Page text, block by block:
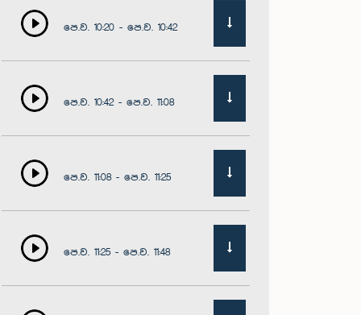
පෙ.ව. 10:20 - පෙ.ව. 10:42
පෙ.ව. 10:42 - පෙ.ව. 11:08
පෙ.ව. 11:08 - පෙ.ව. 11:25
පෙ.ව. 11:25 - පෙ.ව. 11:48